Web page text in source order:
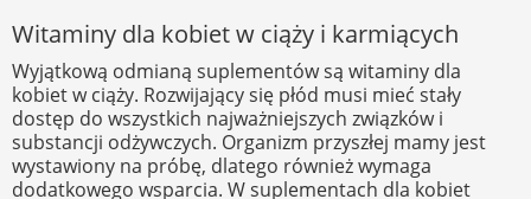
Witaminy dla kobiet w ciąży i karmiących
Wyjątkową odmianą suplementów są witaminy dla
kobiet w ciąży. Rozwijający się płód musi mieć stały
dostęp do wszystkich najważniejszych związków i
substancji odżywczych. Organizm przyszłej mamy jest
wystawiony na próbę, dlatego również wymaga
dodatkowego wsparcia. W suplementach dla kobiet